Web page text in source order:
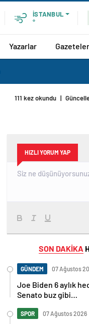
İSTANBUL
°
Yazarlar Gazeteler
111 kez okundu |
HIZLI YORUM YAP
SON DAKİKA
GÜNDEM 07 Ağustos
Joe Biden 6 aylık
Senato buz gibi…
SPOR 07 Ağustos 2026